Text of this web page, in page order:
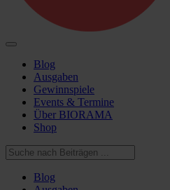
Blog
Ausgaben
Gewinnspiele
Events & Termine
Über BIORAMA
Shop
Blog